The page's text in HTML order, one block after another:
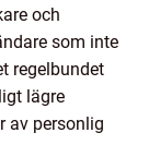
och
som inte
regelbundet
lägre
av personlig